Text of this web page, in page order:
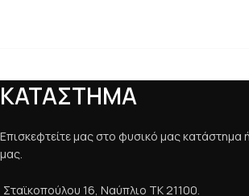
ΚΑΤΑΣΤΗΜΑ
Επισκεφτείτε μας στο φυσικό μας κατάστημα
μας.
Σταϊκοπούλου 16, Ναύπλιο ΤΚ 21100.